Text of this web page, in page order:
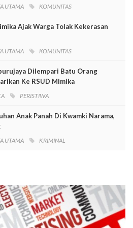
UTAMA KOMUNITAS
Ajak Warga Tolak Kekerasan
UTAMA KOMUNITAS
Dilempari Batu Orang
Ke RSUD Mimika
PERISTIWA
Anak Panah Di Kwamki Narama,
UTAMA KRIMINAL